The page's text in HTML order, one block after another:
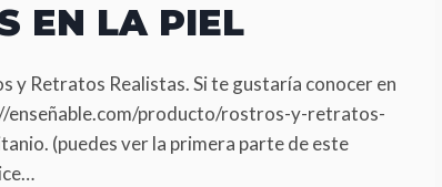
EN LA PIEL
y Retratos Realistas. Si te gustaría conocer en
enseñable.com/producto/rostros-y-retratos-
(puedes ver la primera parte de este